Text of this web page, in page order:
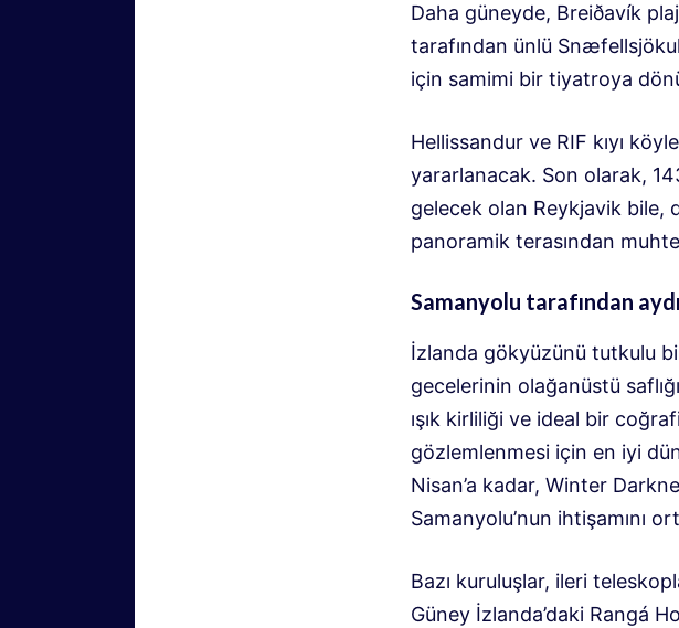
Daha güneyde, Breiðavík
tarafından ünlü
için samimi bir tiyatroya
Hellissandur ve RIF kıyı
yararlanacak. Son olarak,
gelecek olan Reykjavik bile,
panoramik terasından
Samanyolu tarafından
İzlanda gökyüzünü tutkulu
gecelerinin olağanüstü
ışık kirliliği ve ideal bir
gözlemlenmesi için en iyi
Nisan’a kadar, Winter
Samanyolu’nun ihtişamını
Bazı kuruluşlar, ileri
Güney İzlanda’daki Rangá